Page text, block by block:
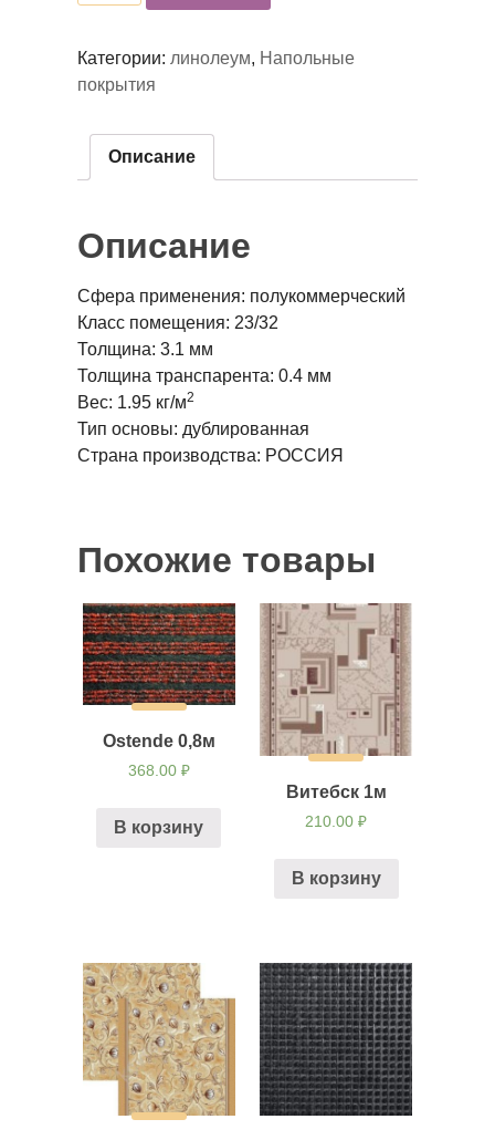
Категории: линолеум, Напольные
покрытия
Описание
Описание
Сфера применения: полукоммерческий
Класс помещения: 23/32
Толщина: 3.1 мм
Толщина транспарента: 0.4 мм
Вес: 1.95 кг/м2
Тип основы: дублированная
Страна производства: РОССИЯ
Похожие товары
Ostende 0,8м
368.00 ₽
В корзину
Витебск 1м
210.00₽
В корзину